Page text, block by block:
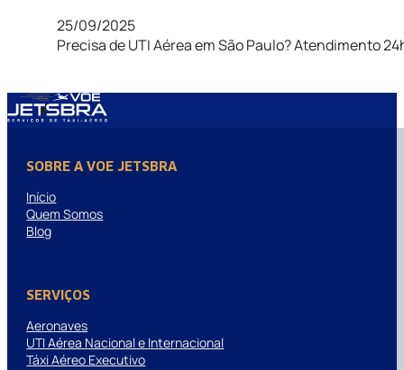
25/09/2025
Precisa de UTI Aérea em São Paulo? Atendimento
SOBRE A VOE JETSBRA
Início
Quem Somos
Blog
SERVIÇOS
Aeronaves
UTI Aérea Nacional e Internacional
Táxi Aéreo Executivo